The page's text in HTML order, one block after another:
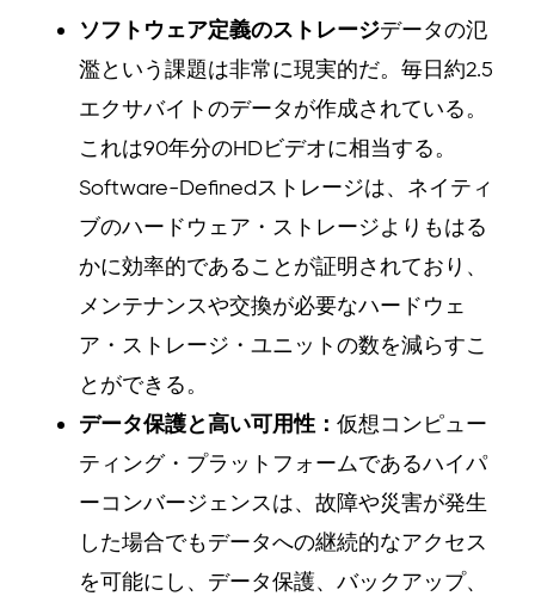
ソフトウェア定義のストレージデータの氾
濫という課題は非常に現実的だ。毎日約2.5
エクサバイトのデータが作成されている。
これは90年分のHDビデオに相当する。
Software-Definedストレージは、ネイティ
ブのハードウェア・ストレージよりもはる
かに効率的であることが証明されており、
メンテナンスや交換が必要なハードウェ
ア・ストレージ・ユニットの数を減らすこ
とができる。
データ保護と高い可用性： 仮想コンピュー
ティング・プラットフォームであるハイパ
ーコンバージェンスは、故障や災害が発生
した場合でもデータへの継続的なアクセス
を可能にし、データ保護、バックアップ、